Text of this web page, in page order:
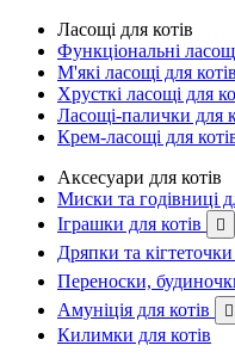
Ласощі для котів
Функціональні
М'які ласощі для котів
Хрусткі ласощі для
Ласощі-палички для
Крем-ласощі для
Аксесуари для котів
Миски та годівниці
Іграшки для котів

Дряпки та кігтеточки
Переноски,
Амуніція для котів 
Килимки для котів